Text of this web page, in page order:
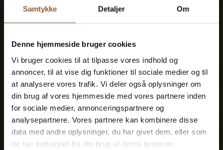
Samtykke Detaljer Om
Denne hjemmeside bruger cookies
Vi bruger cookies til at tilpasse vores indhold og
annoncer, til at vise dig funktioner til sociale medier og til
at analysere vores trafik. Vi deler også oplysninger om
din brug af vores hjemmeside med vores partnere inden
for sociale medier, annonceringspartnere og
analysepartnere. Vores partnere kan kombinere disse
data med andre oplysninger, du har givet dem, eller som
de har indsamlet fra din brug af deres tjenester.
Platin
12 måneders fri adgang til alle vores
museer
1 person + 1 ledsager
Kan benyttes til Bork Vikingemarked,
Naturkraft After Dark og Lokes Aften